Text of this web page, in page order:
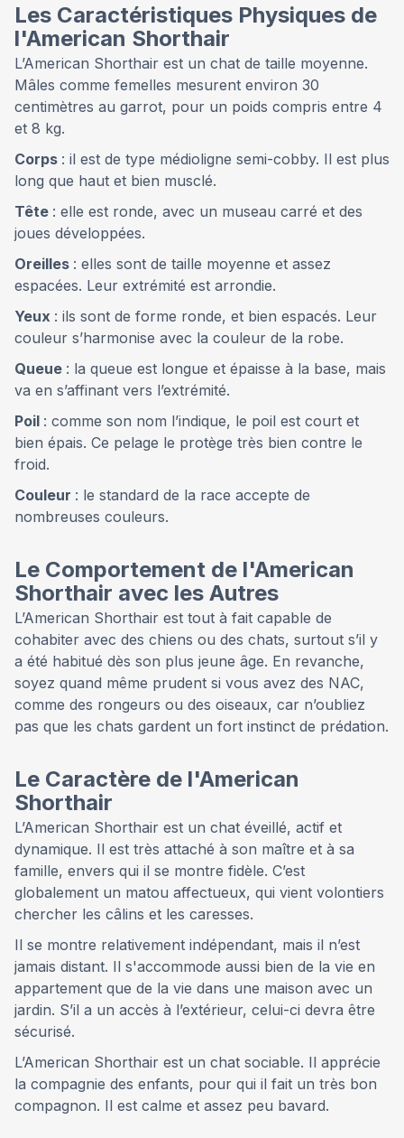
Les Caractéristiques Physiques de
l'American Shorthair
L’American Shorthair est un chat de taille moyenne.
Mâles comme femelles mesurent environ 30
centimètres au garrot, pour un poids compris entre 4
et 8 kg.
Corps : il est de type médioligne semi-cobby. Il est plus
long que haut et bien musclé.
Tête : elle est ronde, avec un museau carré et des
joues développées.
Oreilles : elles sont de taille moyenne et assez
espacées. Leur extrémité est arrondie.
Yeux : ils sont de forme ronde, et bien espacés. Leur
couleur s’harmonise avec la couleur de la robe.
Queue : la queue est longue et épaisse à la base, mais
va en s’affinant vers l’extrémité.
Poil : comme son nom l’indique, le poil est court et
bien épais. Ce pelage le protège très bien contre le
froid.
Couleur : le standard de la race accepte de
nombreuses couleurs.
Le Comportement de l'American
Shorthair avec les Autres
L’American Shorthair est tout à fait capable de
cohabiter avec des chiens ou des chats, surtout s’il y
a été habitué dès son plus jeune âge. En revanche,
soyez quand même prudent si vous avez des NAC,
comme des rongeurs ou des oiseaux, car n’oubliez
pas que les chats gardent un fort instinct de prédation.
Le Caractère de l'American
Shorthair
L’American Shorthair est un chat éveillé, actif et
dynamique. Il est très attaché à son maître et à sa
famille, envers qui il se montre fidèle. C’est
globalement un matou affectueux, qui vient volontiers
chercher les câlins et les caresses.
Il se montre relativement indépendant, mais il n’est
jamais distant. Il s'accommode aussi bien de la vie en
appartement que de la vie dans une maison avec un
jardin. S’il a un accès à l’extérieur, celui-ci devra être
sécurisé.
L’American Shorthair est un chat sociable. Il apprécie
la compagnie des enfants, pour qui il fait un très bon
compagnon. Il est calme et assez peu bavard.